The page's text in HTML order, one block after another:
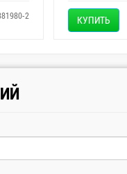
2 КУПИТЬ